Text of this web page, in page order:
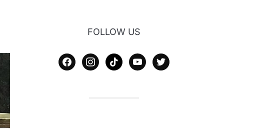
FOLLOW US
facebookinstagram
tiktok youtubetwitter